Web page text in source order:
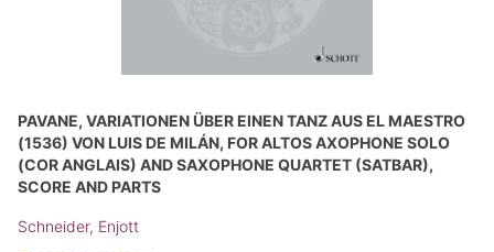
PAVANE, VARIATIONEN ÜBER EINEN TANZ AUS EL MAESTRO
(1536) VON LUIS DE MILÁN, FOR ALTOS AXOPHONE SOLO
(COR ANGLAIS) AND SAXOPHONE QUARTET (SATBAR),
SCORE AND PARTS
Schneider, Enjott